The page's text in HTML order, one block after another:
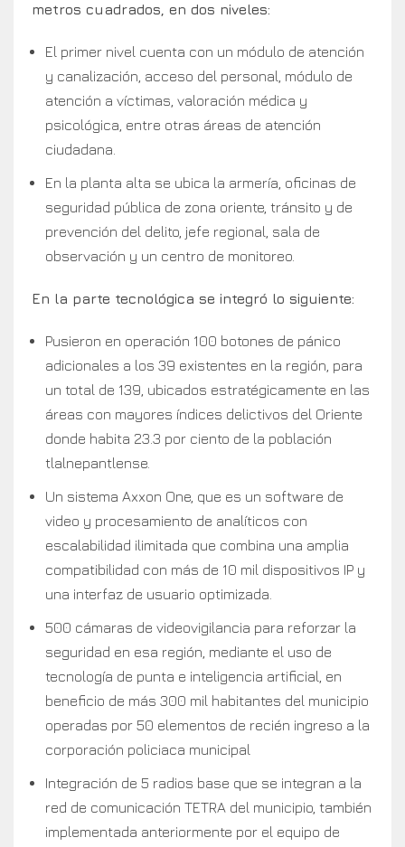
metros cuadrados, en dos niveles:
El primer nivel cuenta con un módulo de atención
y canalización, acceso del personal, módulo de
atención a víctimas, valoración médica y
psicológica, entre otras áreas de atención
ciudadana.
En la planta alta se ubica la armería, oficinas de
seguridad pública de zona oriente, tránsito y de
prevención del delito, jefe regional, sala de
observación y un centro de monitoreo.
En la parte tecnológica se integró lo siguiente:
Pusieron en operación 100 botones de pánico
adicionales a los 39 existentes en la región, para
un total de 139, ubicados estratégicamente en las
áreas con mayores índices delictivos del Oriente
donde habita 23.3 por ciento de la población
tlalnepantlense.
Un sistema Axxon One, que es un software de
video y procesamiento de analíticos con
escalabilidad ilimitada que combina una amplia
compatibilidad con más de 10 mil dispositivos IP y
una interfaz de usuario optimizada.
500 cámaras de videovigilancia para reforzar la
seguridad en esa región, mediante el uso de
tecnología de punta e inteligencia artificial, en
beneficio de más 300 mil habitantes del municipio
operadas por 50 elementos de recién ingreso a la
corporación policiaca municipal
Integración de 5 radios base que se integran a la
red de comunicación TETRA del municipio, también
implementada anteriormente por el equipo de